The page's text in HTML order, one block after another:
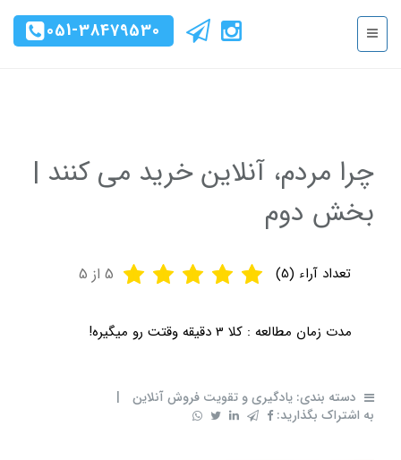
051-38479530
چرا مردم، آنلاین خرید می کنند |
بخش دوم
تعداد آراء (5
)
5 از 5
مدت زمان مطالعه : کلا 3 دقیقه وقتت رو میگیره!
دسته بندی: یادگیری و تقویت فروش آنلاین
|
به اشتراک بگذارید: